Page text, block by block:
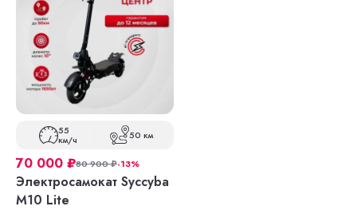
55
км/ч 50 км
70 000 ₽80 900₽-13%
Электросамокат Syccyba
M10 Lite